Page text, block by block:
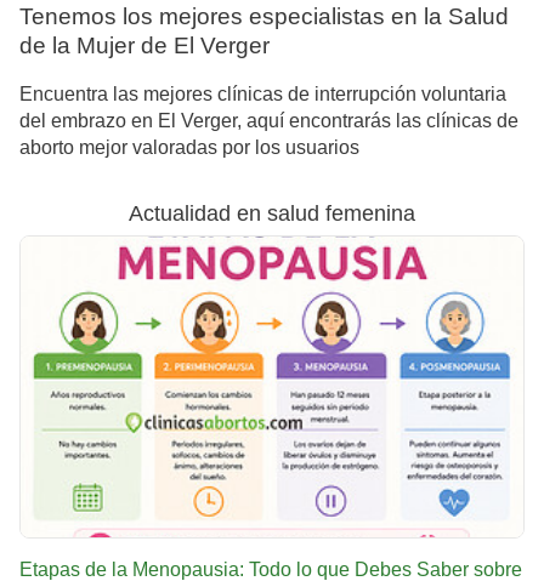
Tenemos los mejores especialistas en la Salud
de la Mujer de El Verger
Encuentra las mejores clínicas de interrupción voluntaria
del embrazo en El Verger, aquí encontrarás las clínicas de
aborto mejor valoradas por los usuarios
Actualidad en salud femenina
Etapas de la Menopausia: Todo lo que Debes Saber sobre